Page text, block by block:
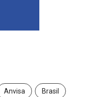
Anvisa Brasil